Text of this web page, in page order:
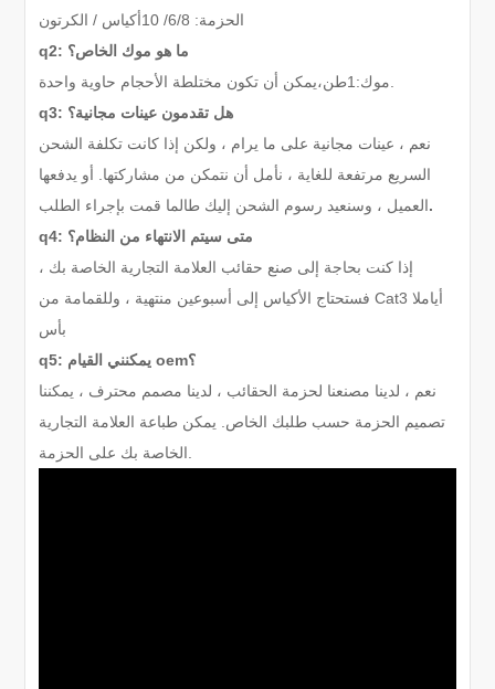
الحزمة: 6
/8
/ 10
أكياس / الكرتون
q2: ما هو موك الخاص؟
موك: 1طن،
q3: هل تقدمون عينات مجانية؟
نعم ، عينات مجانية على ما يرام ، ولكن إذا كانت تكلفة الشحن
السريع مرتفعة للغاية ، نأمل أن نتمكن من مشاركتها. أو يدفعها
العميل ، وسنعيد رسوم الشحن إليك طالما قمت بإجراء الطلب.
q4: متى سيتم الانتهاء من النظام؟
إذا كنت بحاجة إلى صنع حقائب العلامة التجارية الخاصة بك ،
فستحتاج الأكياس إلى أسبوعين منتهية ، وللقمامة من Cat
3 أياملا
بأس
q5: يمكنني القيام oem؟
نعم ، لدينا مصنعنا لحزمة الحقائب ، لدينا مصمم محترف ، يمكننا
تصميم الحزمة حسب طلبك الخاص. يمكن طباعة العلامة التجارية